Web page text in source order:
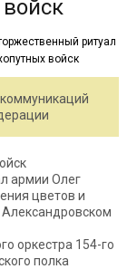
армии Олег
цветов и
оркестра 154-го
полка